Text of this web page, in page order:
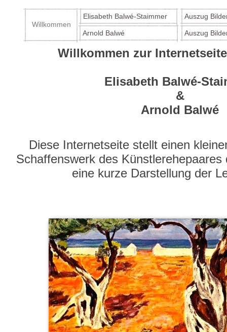
Willkommen zur
Elisabeth Balwé-
&
Arnold Balwé
Willkommen
Elisabeth Balwé-Staimmer
Arnold Balwé Auszug
Auszug
Diese Internetseite stellt einen
Schaffenswerk des Künstlerehepaares
eine kurze Darstellung der